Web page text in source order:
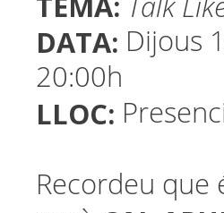
DATA: Dijous
20:00h
LLOC:
Recordeu que